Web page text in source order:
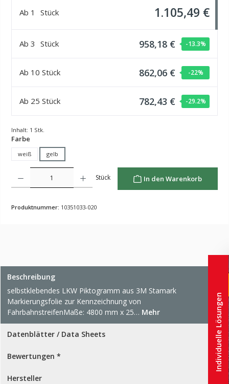
Ab 1 Stück 1.105,49 €
Ab 3 Stück 958,18 € -13.3%
Ab 10 Stück 862,06 € -22%
Ab 25 Stück 782,43 € -29.2%
Inhalt: 1 Stk.
Farbe
weiß gelb
Stück In den Warenkorb
Produktnummer: 10351033-020
Beschreibung
selbstklebendes LKW Piktogramm aus 3M Stamark
Markierungsfolie zur Kennzeichnung von
FahrbahnstreifenMaße: 4800 mm x 25… Mehr
Datenblätter / Data Sheets
Bewertungen *
Hersteller
Individuelle Lösungen